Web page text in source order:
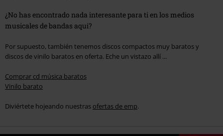
¿No has encontrado nada interesante para ti en los medios
musicales de bandas aqui?
Por supuesto, también tenemos discos compactos muy baratos y
discos de vinilo baratos en oferta. Eche un vistazo allí ...
Comprar cd música baratos
Vinilo barato
Diviértete hojeando nuestras ofertas de emp.